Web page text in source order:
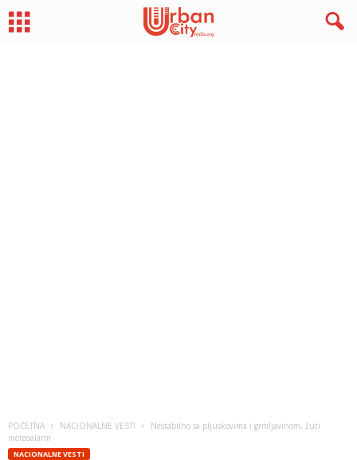
POČETNA NACIONALNE VESTI
Nestabilno sa pljuskovima i grmljavinom, žuti
meteoalarm
NACIONALNE VESTI